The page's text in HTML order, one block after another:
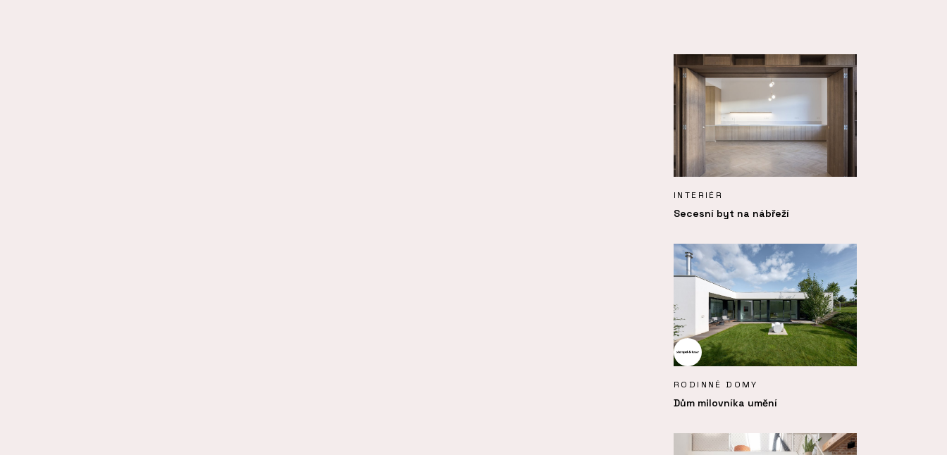
INTERIÉR
Secesní byt na nábřeží
RODINNÉ DOMY
Dům milovníka umění